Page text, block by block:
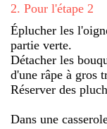
2. Pour l'étape 2
Éplucher les
partie verte.
Détacher les
d'une râpe à gros
Réserver des
Dans une